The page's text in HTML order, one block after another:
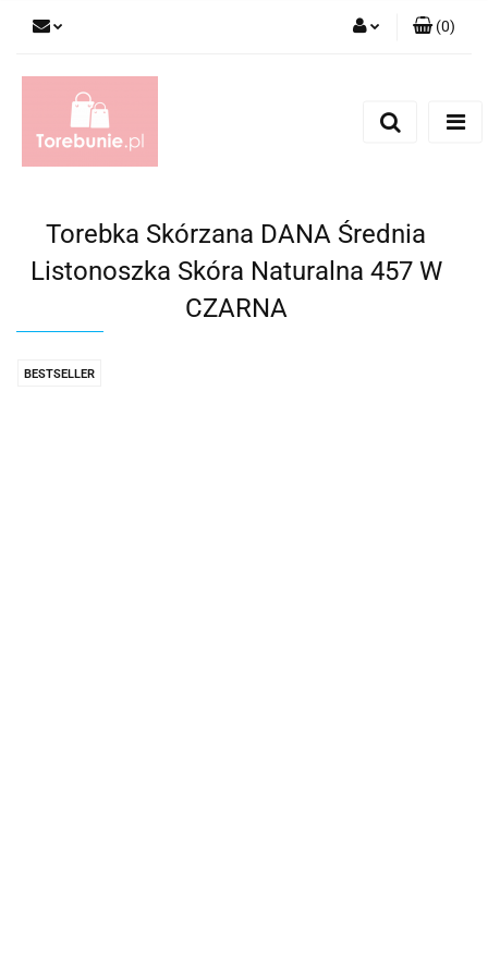
(0)
Torebka Skórzana DANA Średnia
Listonoszka Skóra Naturalna 457 W
CZARNA
BESTSELLER